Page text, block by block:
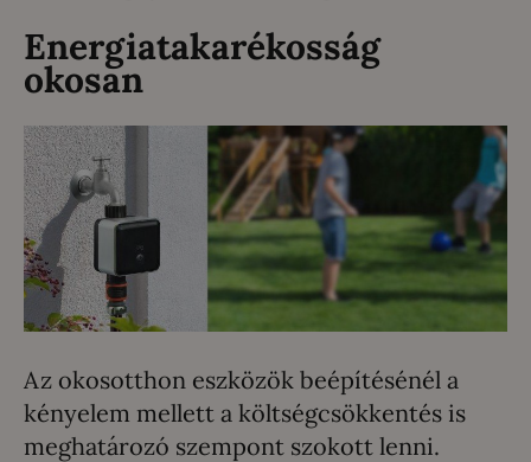
Energiatakarékosság
okosan
Az okosotthon eszközök beépítésénél a
kényelem mellett a költségcsökkentés is
meghatározó szempont szokott lenni.